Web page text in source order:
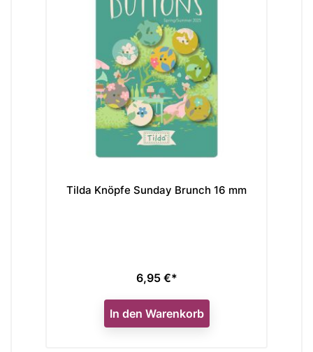
Tilda Knöpfe Sunday Brunch 16 mm
Preis
6,95 €*
In den Warenkorb